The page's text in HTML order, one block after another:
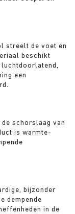
streelt de voet en
beschikt
een
schorslaag van
is warmte-
bijzonder
dempende
in de